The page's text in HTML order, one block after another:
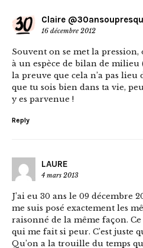
Claire
16 décembre 2012
Souvent on se met la pression,
à un espèce de bilan de milieu
la preuve que cela n’a pas lieu
que tu sois bien dans ta vie,
y es parvenue !
Reply
LAURE
4 mars 2013
J’ai eu 30 ans le 09 décembre
me suis posé exactement les
raisonné de la même façon. Ce
qui me fait si peur. C’est juste
Qu’on a la trouille du temps